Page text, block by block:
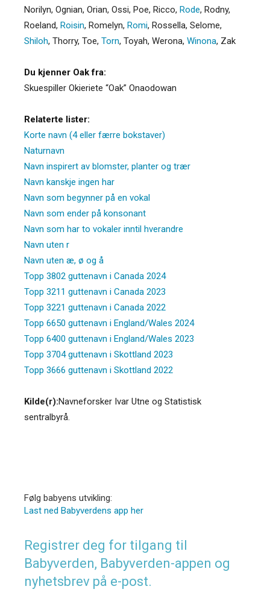
Norilyn, Ognian, Orian, Ossi, Poe, Ricco, Rode, Rodny,
Roeland, Roisin, Romelyn, Romi, Rossella, Selome,
Shiloh, Thorry, Toe, Torn, Toyah, Werona, Winona, Zak
Du kjenner Oak fra:
Skuespiller Okieriete “Oak” Onaodowan
Relaterte lister:
Korte navn (4 eller færre bokstaver)
Naturnavn
Navn inspirert av blomster, planter og trær
Navn kanskje ingen har
Navn som begynner på en vokal
Navn som ender på konsonant
Navn som har to vokaler inntil hverandre
Navn uten r
Navn uten æ, ø og å
Topp 3802 guttenavn i Canada 2024
Topp 3211 guttenavn i Canada 2023
Topp 3221 guttenavn i Canada 2022
Topp 6650 guttenavn i England/Wales 2024
Topp 6400 guttenavn i England/Wales 2023
Topp 3704 guttenavn i Skottland 2023
Topp 3666 guttenavn i Skottland 2022
Kilde(r):Navneforsker Ivar Utne og Statistisk
sentralbyrå.
Følg babyens utvikling:
Last ned Babyverdens app her
Registrer deg for tilgang til
Babyverden, Babyverden-appen og
nyhetsbrev på e-post.